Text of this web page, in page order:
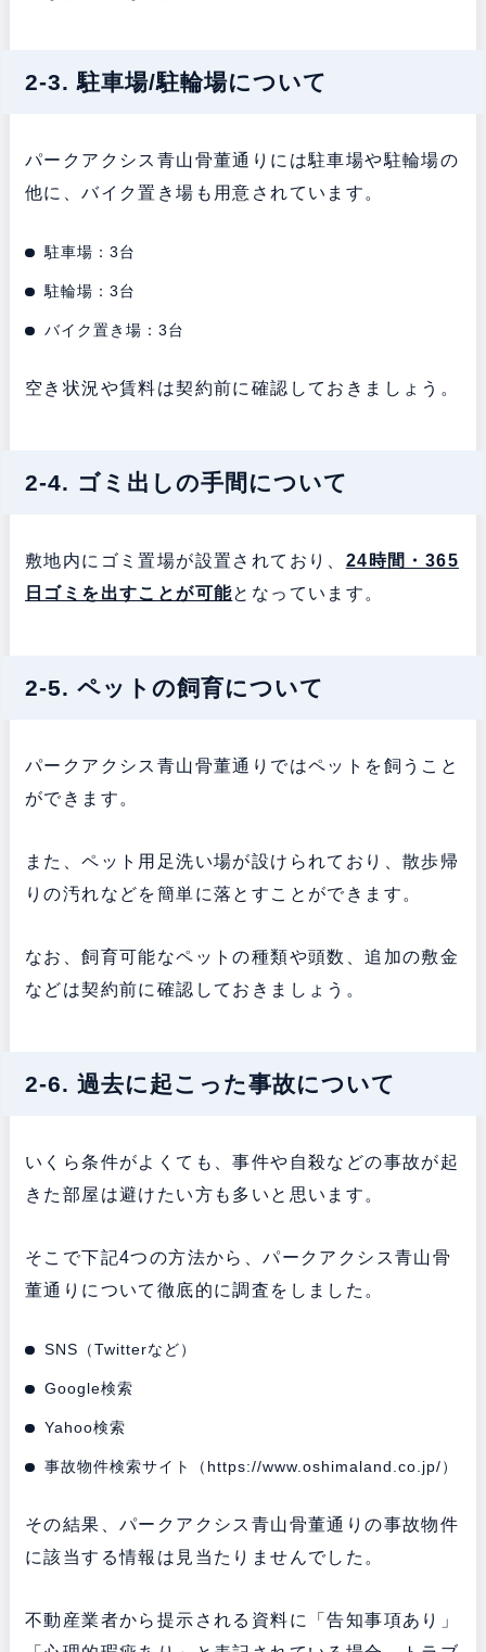
2-3. 駐車場/駐輪場について
パークアクシス青山骨董通りには駐車場や駐輪場の
他に、バイク置き場も用意されています。
駐車場：3台
駐輪場：3台
バイク置き場：3台
空き状況や賃料は契約前に確認しておきましょう。
2-4. ゴミ出しの手間について
敷地内にゴミ置場が設置されており、 24時間・365
日ゴミを出すことが可能となっています。
2-5. ペットの飼育について
パークアクシス青山骨董通りではペットを飼うこと
ができます。
また、ペット用足洗い場が設けられており、散歩帰
りの汚れなどを簡単に落とすことができます。
なお、飼育可能なペットの種類や頭数、追加の敷金
などは契約前に確認しておきましょう。
2-6. 過去に起こった事故について
いくら条件がよくても、事件や自殺などの事故が起
きた部屋は避けたい方も多いと思います。
そこで下記4つの方法から、パークアクシス青山骨
董通りについて徹底的に調査をしました。
SNS（Twitterなど）
Google検索
Yahoo検索
事故物件検索サイト（ https://www.oshimaland.co.jp/）
その結果、パークアクシス青山骨董通りの事故物件
に該当する情報は見当たりませんでした。
不動産業者から提示される資料に「告知事項あり」